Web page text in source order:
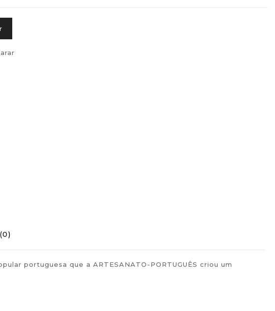
portuguesa que a ARTESANATO-PORTUGUÊS criou um